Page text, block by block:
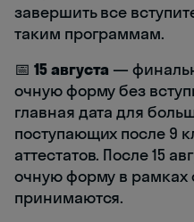
завершить все
таким программам.
📅 15 августа —
очную форму без
главная дата для
поступающих после 9
аттестатов. После 15
очную форму в рамках
принимаются.